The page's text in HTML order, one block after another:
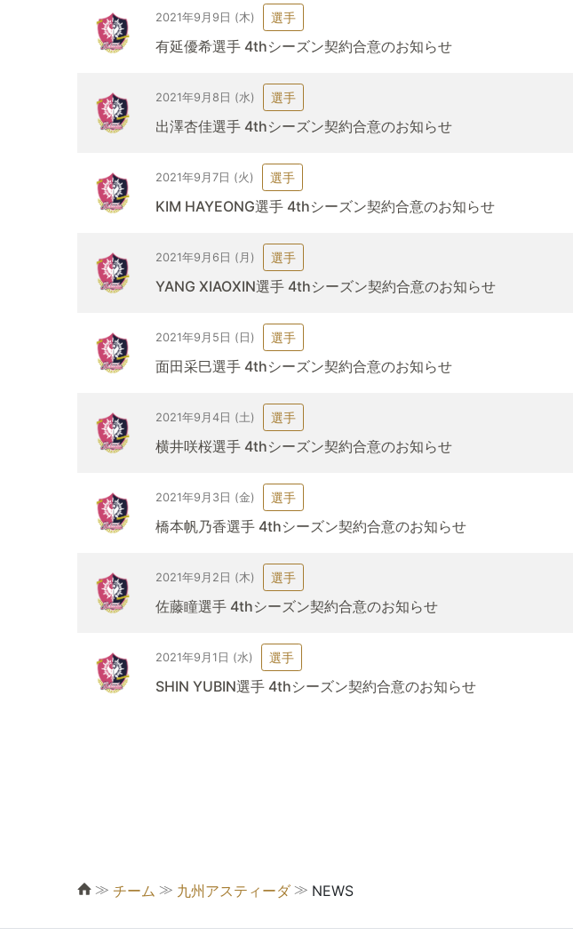
2021年9月9日 (木) 選手
有延優希選手 4thシーズン契約合意のお知らせ
2021年9月8日 (水) 選手
出澤杏佳選手 4thシーズン契約合意のお知らせ
2021年9月7日 (火) 選手
KIM HAYEONG選手 4thシーズン契約合意のお知らせ
2021年9月6日 (月) 選手
YANG XIAOXIN選手 4thシーズン契約合意のお知らせ
2021年9月5日 (日) 選手
面田采巳選手 4thシーズン契約合意のお知らせ
2021年9月4日 (土) 選手
横井咲桜選手 4thシーズン契約合意のお知らせ
2021年9月3日 (金) 選手
橋本帆乃香選手 4thシーズン契約合意のお知らせ
2021年9月2日 (木) 選手
佐藤瞳選手 4thシーズン契約合意のお知らせ
2021年9月1日 (水) 選手
SHIN YUBIN選手 4thシーズン契約合意のお知らせ
≫ チーム ≫ 九州アスティーダ ≫ NEWS